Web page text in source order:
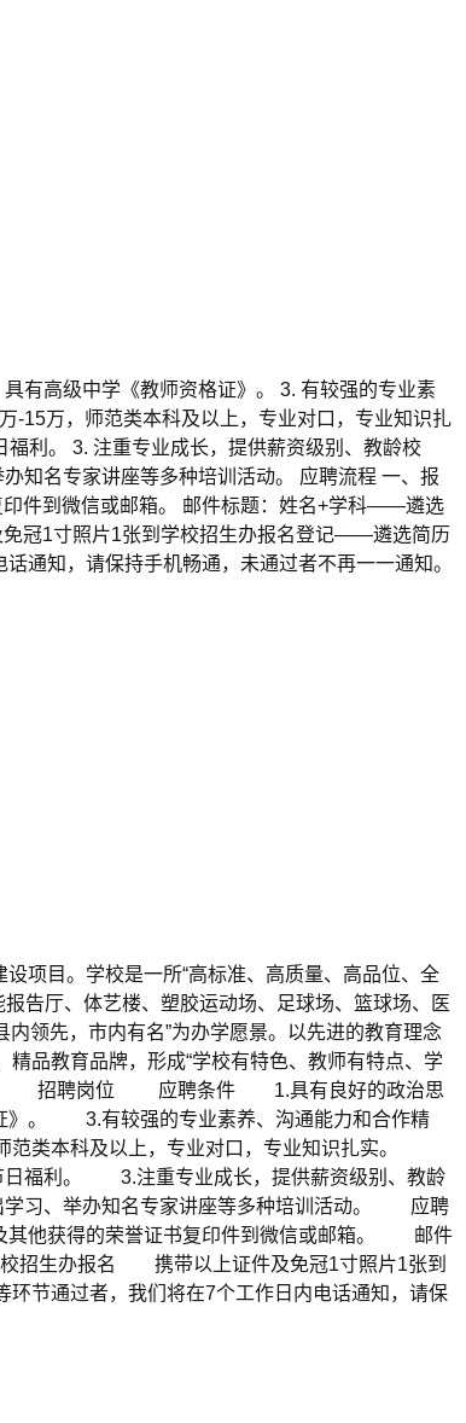
有高级中学《教师资格证》。 3. 有较强的专业素
-15万，师范类本科及以上，专业对口，专业知识扎
利。 3. 注重专业成长，提供薪资级别、教龄校
知名专家讲座等多种培训活动。 应聘流程 一、报
印件到微信或邮箱。 邮件标题：姓名+学科——遴选
1寸照片1张到学校招生办报名登记——遴选简历
知，请保持手机畅通，未通过者不再一一通知。
项目。学校是一所“高标准、高质量、高品位、全
告厅、体艺楼、塑胶运动场、足球场、篮球场、医
领先，市内有名”为办学愿景。以先进的教育理念
品教育品牌，形成“学校有特色、教师有特点、学
名校。 招聘岗位 应聘条件 1.具有良好的政治思
》。 3.有较强的专业素养、沟通能力和合作精
类本科及以上，专业对口，专业知识扎实。
福利。 3.注重专业成长，提供薪资级别、教龄
习、举办知名专家讲座等多种培训活动。 应聘
他获得的荣誉证书复印件到微信或邮箱。 邮件
生办报名 携带以上证件及免冠1寸照片1张到
通过者，我们将在7个工作日内电话通知，请保